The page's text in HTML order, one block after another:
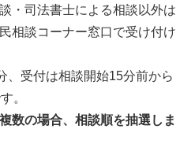
・司法書士による相談以外は
相談コーナー窓口で受け付け
、受付は相談開始15分前から
。
数の場合、相談順を抽選しま